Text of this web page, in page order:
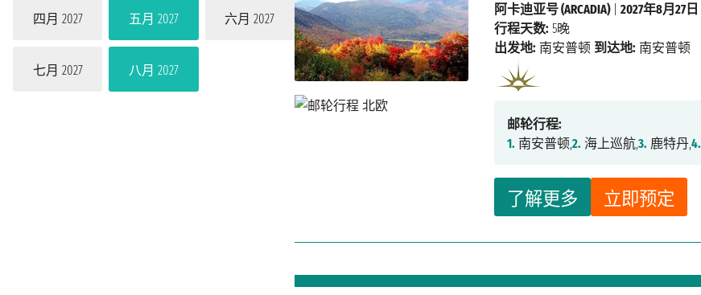
四月 2027 五月 2027 六月 2027
七月 2027 八月 2027
了解更多 立即预定
阿卡迪亚号 (ARCADIA)|2027年8月27日
行程天数: 5晚
出发地: 南安普顿 到达地: 南安普顿
邮轮行程:
1. 南安普顿,2. 海上巡航,3. 鹿特丹,4.